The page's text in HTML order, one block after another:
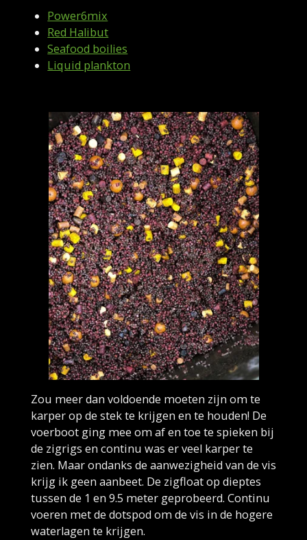
Power6mix
Red Halibut
Seafood boilies
Liquid plankton
Zou meer dan voldoende moeten zijn om te
karper op de stek te krijgen en te houden! De
voerboot ging mee om af en toe te spieken bij
de zigrigs en continu was er veel karper te
zien. Maar ondanks de aanwezigheid van de vis
krijg ik geen aanbeet. De zigfloat op dieptes
tussen de 1 en 9.5 meter geprobeerd. Continu
voeren met de dotspod om de vis in de hogere
waterlagen te krijgen.